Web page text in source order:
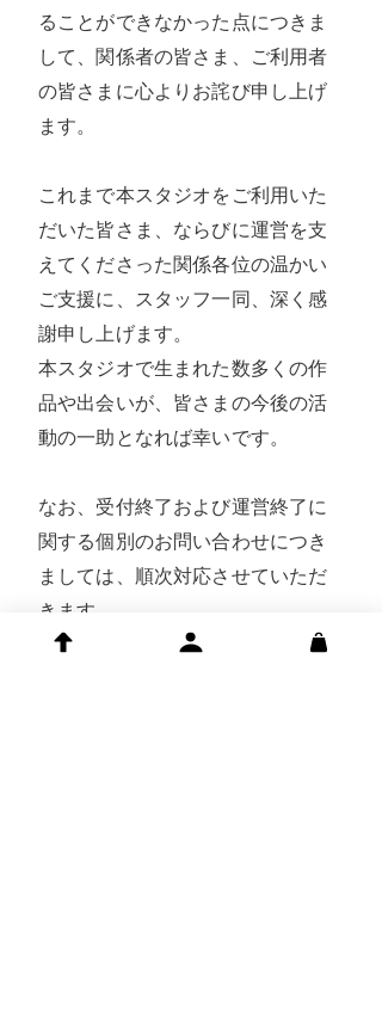
ることができなかった点につきま
して、関係者の皆さま、ご利用者
の皆さまに心よりお詫び申し上げ
ます。
これまで本スタジオをご利用いた
だいた皆さま、ならびに運営を支
えてくださった関係各位の温かい
ご支援に、スタッフ一同、深く感
謝申し上げます。
本スタジオで生まれた数多くの作
品や出会いが、皆さまの今後の活
動の一助となれば幸いです。
なお、受付終了および運営終了に
関する個別のお問い合わせにつき
ましては、順次対応させていただ
きます。
何かご不明な点がございました